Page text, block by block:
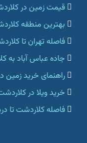
قیمت زمین در
بهترین منطقه
فاصله تهران تا
جاده عباس آباد به
راهنمای خرید زمین
خرید ویلا در
فاصله کلاردشت تا